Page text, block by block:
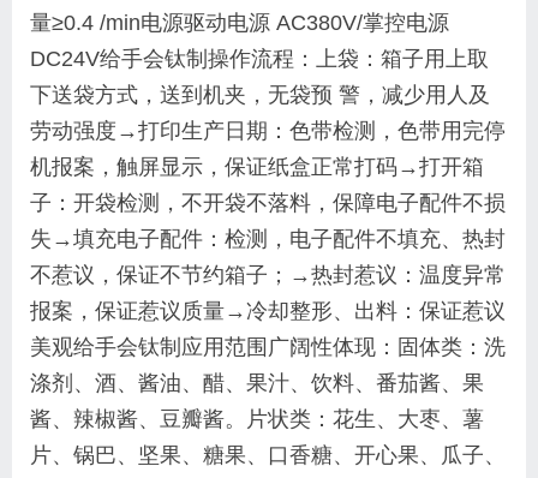
量≥0.4 /min电源驱动电源 AC380V/掌控电源
DC24V给手会钛制操作流程： 上袋：箱子用上取
下送袋方式，送到机夹，无袋预 警，减少用人及
劳动强度→打印生产日期：色带检测，色带用完停
机报案，触屏显示，保证纸盒正常打码→打开箱
子：开袋检测，不开袋不落料，保障电子配件不损
失→填充电子配件：检测，电子配件不填充、热封
不惹议，保证不节约箱子；→热封惹议：温度异常
报案，保证惹议质量→冷却整形、出料：保证惹议
美观给手会钛制应用范围广阔性体现： 固体类：洗
涤剂、酒、酱油、醋、果汁、饮料、番茄酱、果
酱、辣椒酱、豆瓣酱。 片状类：花生、大枣、薯
片、锅巴、坚果、糖果、口香糖、开心果、瓜子、